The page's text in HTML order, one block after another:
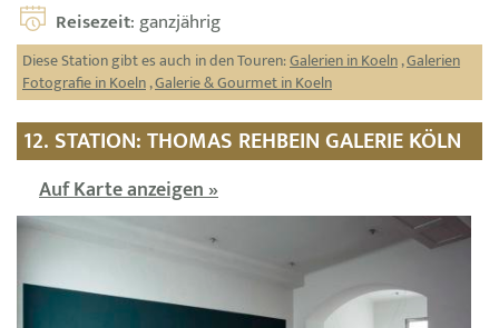
Reisezeit: ganzjährig
Diese Station gibt es auch in den Touren:Galerien in Koeln,Galerien
Fotografie in Koeln,Galerie & Gourmet in Koeln
12. STATION: THOMAS REHBEIN GALERIE KÖLN
Auf Karte anzeigen »